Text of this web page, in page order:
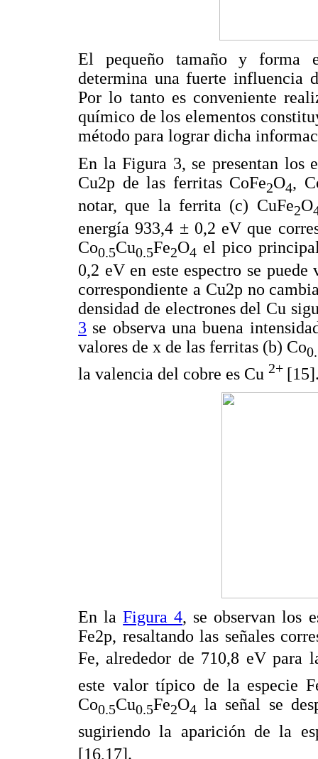
El pequeño tamaño y forma
determina una fuerte influencia
Por lo tanto es conveniente
químico de los elementos
método para lograr dicha
En la Figura 3, se presentan los
Cu2p de las ferritas CoFe2O4,
notar, que la ferrita (c) CuFe2O
energía 933,4 ± 0,2 eV que
Co0.5Cu0.5Fe2O4 el pico
0,2 eV en este espectro se
correspondiente a Cu2p no
densidad de electrones del Cu
3 se observa una buena
valores de x de las ferritas (b) Co
la valencia del cobre es Cu 2+
En laFigura 4, se observan los
Fe2p, resaltando las señales
Fe, alrededor de 710,8 eV para
este valor típico de la especie
Co0.5Cu0.5Fe2O4 la señal se
sugiriendo la aparición de la
[16,17].